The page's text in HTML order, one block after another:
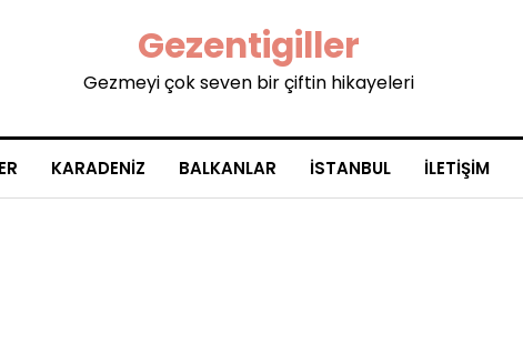
Gezentigiller
Gezmeyi çok seven bir çiftin hikayeleri
KARADENIZ BALKANLAR İSTANBUL İLETIŞIM